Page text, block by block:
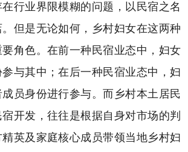
行业界限模糊的问题，以民宿之名
但是无论如何，乡村妇女在这两种
角色。在前一种民宿业态中，妇女
与其中；在后一种民宿业态中，妇
员身份进行参与。而乡村本土居民
开发，往往是根据自身对市场的判
英及家庭核心成员带领当地乡村妇